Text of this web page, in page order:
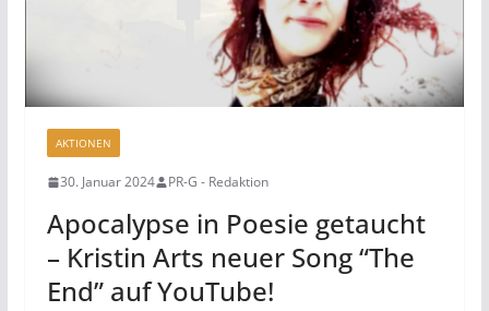
AKTIONEN
30. Januar 2024 PR-G - Redaktion
Apocalypse in Poesie getaucht
– Kristin Arts neuer Song “The
End” auf YouTube!